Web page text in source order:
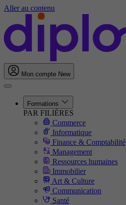
Aller au contenu
Mon compte New
Formations
PAR FILIÈRES
Commerce
Informatique
Finance & Comptabilité
Management
Ressources humaines
Immobilier
Art & Culture
Communication
Santé